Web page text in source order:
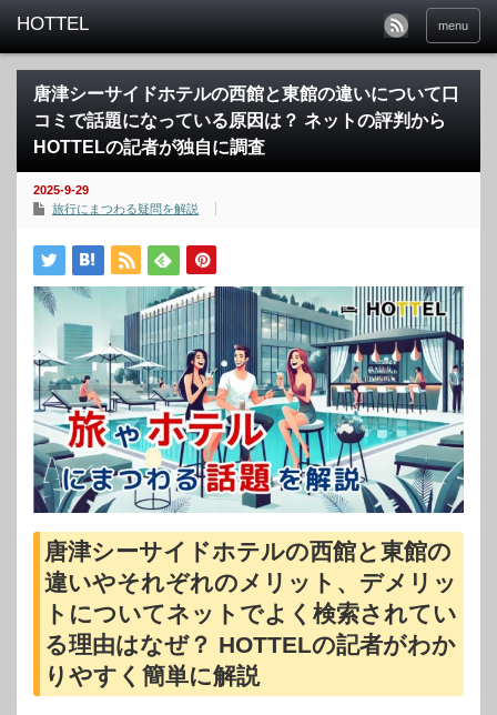
menu
唐津シーサイドホテルの西館と東館の違いについて口
コミで話題になっている原因は？ ネットの評判から
HOTTELの記者が独自に調査
2025-9-29
旅行にまつわる疑問を解説
唐津シーサイドホテルの西館と東館の
違いやそれぞれのメリット、デメリッ
トについてネットでよく検索されてい
る理由はなぜ？ HOTTELの記者がわか
りやすく簡単に解説